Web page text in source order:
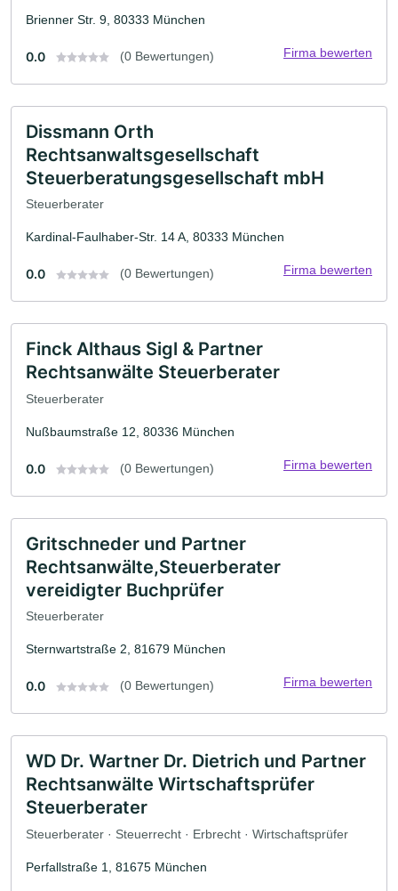
Brienner Str. 9, 80333 München
0.0 (0 Bewertungen) Firma bewerten
Dissmann Orth
Rechtsanwaltsgesellschaft
Steuerberatungsgesellschaft mbH
Steuerberater
Kardinal-Faulhaber-Str. 14 A, 80333 München
0.0 (0 Bewertungen) Firma bewerten
Finck Althaus Sigl & Partner
Rechtsanwälte Steuerberater
Steuerberater
Nußbaumstraße 12, 80336 München
0.0 (0 Bewertungen) Firma bewerten
Gritschneder und Partner
Rechtsanwälte,Steuerberater
vereidigter Buchprüfer
Steuerberater
Sternwartstraße 2, 81679 München
0.0 (0 Bewertungen) Firma bewerten
WD Dr. Wartner Dr. Dietrich und Partner
Rechtsanwälte Wirtschaftsprüfer
Steuerberater
Steuerberater · Steuerrecht · Erbrecht · Wirtschaftsprüfer
Perfallstraße 1, 81675 München